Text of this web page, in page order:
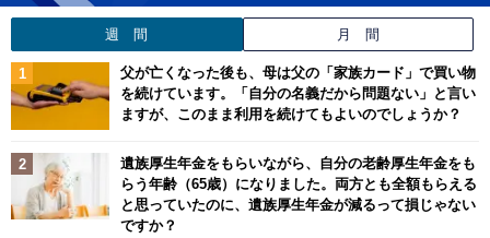
週 間 月 間
父が亡くなった後も、母は父の「家族カード」で買い物
を続けています。「自分の名義だから問題ない」と言い
ますが、このまま利用を続けてもよいのでしょうか？
遺族厚生年金をもらいながら、自分の老齢厚生年金をも
らう年齢（65歳）になりました。両方とも全額もらえる
と思っていたのに、遺族厚生年金が減るって損じゃない
ですか？